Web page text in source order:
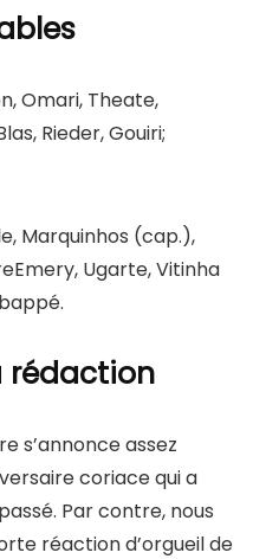
Omari, Theate,
Rieder, Gouiri;
Marquinhos (cap.),
Ugarte, Vitinha
rédaction
s’annonce assez
coriace qui a
Par contre, nous
réaction d’orgueil de